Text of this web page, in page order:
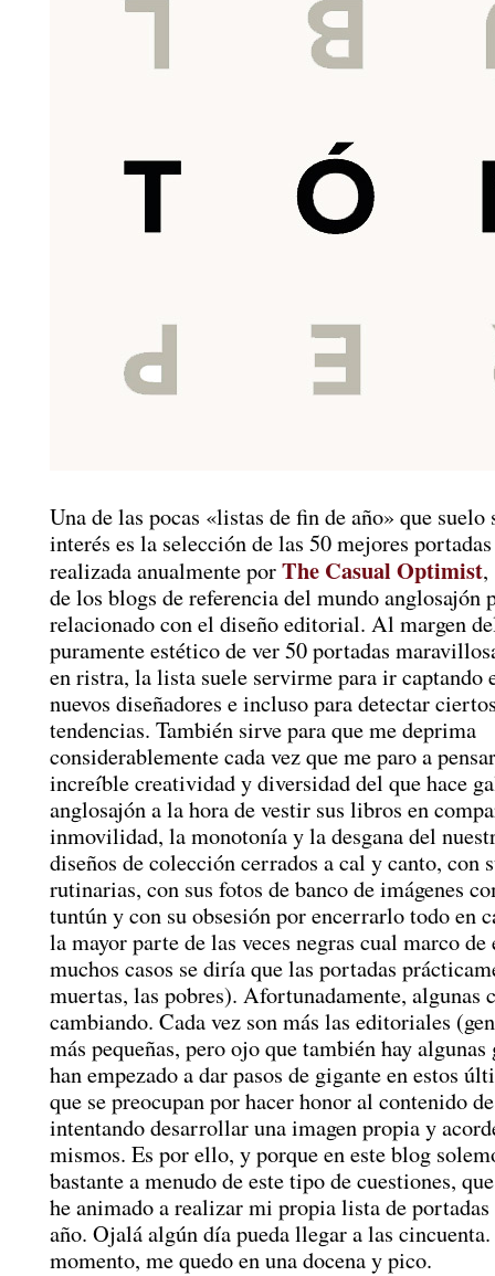
Una de las pocas «listas de fin de año» que suelo
interés es la selección de las 50 mejores
realizada anualmente porThe Casual Optimist,
de los blogs de referencia del mundo anglosajón
relacionado con el diseño editorial. Al margen
puramente estético de ver 50 portadas
en ristra, la lista suele servirme para ir captando
nuevos diseñadores e incluso para detectar
tendencias. También sirve para que me deprima
considerablemente cada vez que me paro a
increíble creatividad y diversidad del que hace
anglosajón a la hora de vestir sus libros en
inmovilidad, la monotonía y la desgana del
diseños de colección cerrados a cal y canto, con
rutinarias, con sus fotos de banco de imágenes
tuntún y con su obsesión por encerrarlo todo en
la mayor parte de las veces negras cual marco de
muchos casos se diría que las portadas
muertas, las pobres). Afortunadamente, algunas
cambiando. Cada vez son más las editoriales
más pequeñas, pero ojo que también hay algunas
han empezado a dar pasos de gigante en estos
que se preocupan por hacer honor al contenido
intentando desarrollar una imagen propia y
mismos. Es por ello, y porque en este blog
bastante a menudo de este tipo de cuestiones,
he animado a realizar mi propia lista de
año. Ojalá algún día pueda llegar a las
momento, me quedo en una docena y pico.